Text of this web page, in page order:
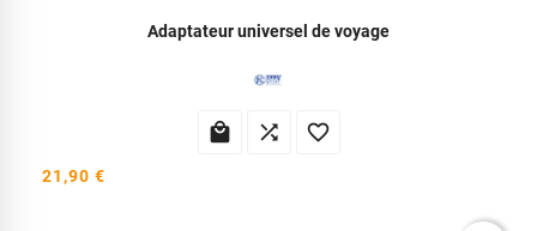
Adaptateur universel de voyage
  
21,90 €